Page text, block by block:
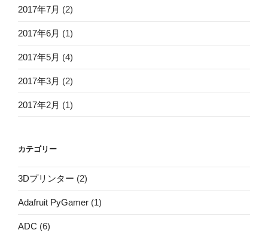
2017年7月 (2)
2017年6月 (1)
2017年5月 (4)
2017年3月 (2)
2017年2月 (1)
カテゴリー
3Dプリンター (2)
Adafruit PyGamer (1)
ADC (6)